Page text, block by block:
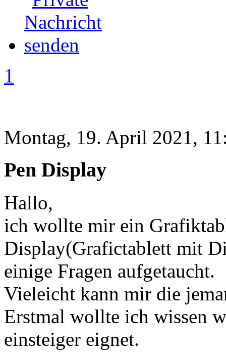
1
Montag, 19. April 2021,
Pen Display
Hallo,
ich wollte mir ein
Display(Grafictablett mit
einige Fragen aufgetaucht.
Vieleicht kann mir die
Erstmal wollte ich wissen
einsteiger eignet.